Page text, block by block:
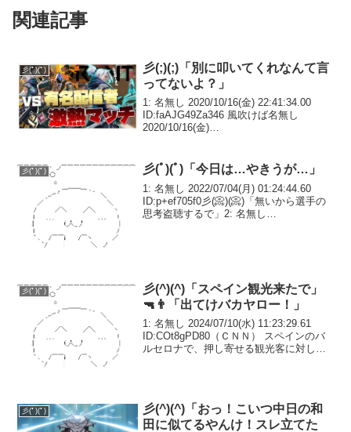
関連記事
彡(ﾟ)(ﾟ)
彡(;)(;)「別に叩いてくれなんて言
ってないよ？」
1: 名無し 2020/10/16(金) 22:41:34.00
ID:faAJG49Za346 風吹けば名無し
2020/10/16(金)
彡(ﾟ)(ﾟ) 彡(ﾟ)(ﾟ)「今日は…やきうが…」
1: 名無し 2022/07/04(月) 01:24:44.60
ID:p+ef705f0彡(📀)(📀)「無いから選手の
思考盗聴するで」2: 名無し
彡(ﾟ)(ﾟ)
彡(^)(^)「スペイン観光来たで」
🔫👨「出てけバカヤロー！」
1: 名無し 2024/07/10(水) 11:23:29.61
ID:COt8gPD80（ＣＮＮ） スペインのバ
ルセロナで、押し寄せる観光客に対して
彡(ﾟ)(ﾟ)
彡(^)(^)「おっ！こいつ中日の和
田に似てるやんけ！スレ立てた